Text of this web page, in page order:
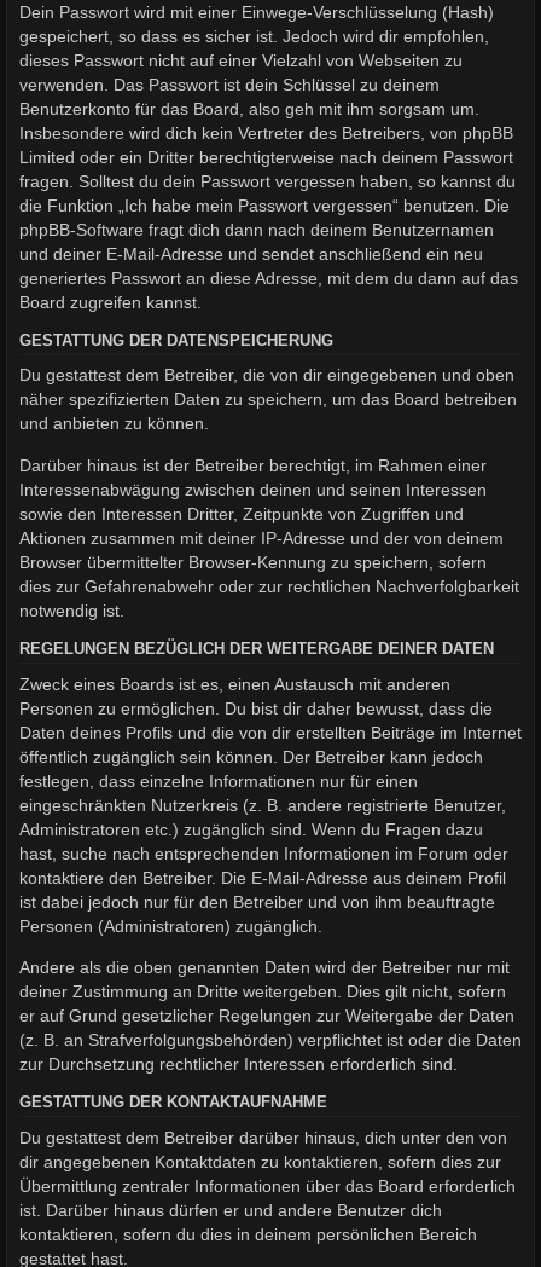
Dein Passwort wird mit einer Einwege-Verschlüsselung (Hash)
gespeichert, so dass es sicher ist. Jedoch wird dir empfohlen,
dieses Passwort nicht auf einer Vielzahl von Webseiten zu
verwenden. Das Passwort ist dein Schlüssel zu deinem
Benutzerkonto für das Board, also geh mit ihm sorgsam um.
Insbesondere wird dich kein Vertreter des Betreibers, von phpBB
Limited oder ein Dritter berechtigterweise nach deinem Passwort
fragen. Solltest du dein Passwort vergessen haben, so kannst du
die Funktion „Ich habe mein Passwort vergessen“ benutzen. Die
phpBB-Software fragt dich dann nach deinem Benutzernamen
und deiner E-Mail-Adresse und sendet anschließend ein neu
generiertes Passwort an diese Adresse, mit dem du dann auf das
Board zugreifen kannst.
GESTATTUNG DER DATENSPEICHERUNG
Du gestattest dem Betreiber, die von dir eingegebenen und oben
näher spezifizierten Daten zu speichern, um das Board betreiben
und anbieten zu können.
Darüber hinaus ist der Betreiber berechtigt, im Rahmen einer
Interessenabwägung zwischen deinen und seinen Interessen
sowie den Interessen Dritter, Zeitpunkte von Zugriffen und
Aktionen zusammen mit deiner IP-Adresse und der von deinem
Browser übermittelter Browser-Kennung zu speichern, sofern
dies zur Gefahrenabwehr oder zur rechtlichen Nachverfolgbarkeit
notwendig ist.
REGELUNGEN BEZÜGLICH DER WEITERGABE DEINER DATEN
Zweck eines Boards ist es, einen Austausch mit anderen
Personen zu ermöglichen. Du bist dir daher bewusst, dass die
Daten deines Profils und die von dir erstellten Beiträge im Internet
öffentlich zugänglich sein können. Der Betreiber kann jedoch
festlegen, dass einzelne Informationen nur für einen
eingeschränkten Nutzerkreis (z. B. andere registrierte Benutzer,
Administratoren etc.) zugänglich sind. Wenn du Fragen dazu
hast, suche nach entsprechenden Informationen im Forum oder
kontaktiere den Betreiber. Die E-Mail-Adresse aus deinem Profil
ist dabei jedoch nur für den Betreiber und von ihm beauftragte
Personen (Administratoren) zugänglich.
Andere als die oben genannten Daten wird der Betreiber nur mit
deiner Zustimmung an Dritte weitergeben. Dies gilt nicht, sofern
er auf Grund gesetzlicher Regelungen zur Weitergabe der Daten
(z. B. an Strafverfolgungsbehörden) verpflichtet ist oder die Daten
zur Durchsetzung rechtlicher Interessen erforderlich sind.
GESTATTUNG DER KONTAKTAUFNAHME
Du gestattest dem Betreiber darüber hinaus, dich unter den von
dir angegebenen Kontaktdaten zu kontaktieren, sofern dies zur
Übermittlung zentraler Informationen über das Board erforderlich
ist. Darüber hinaus dürfen er und andere Benutzer dich
kontaktieren, sofern du dies in deinem persönlichen Bereich
gestattet hast.